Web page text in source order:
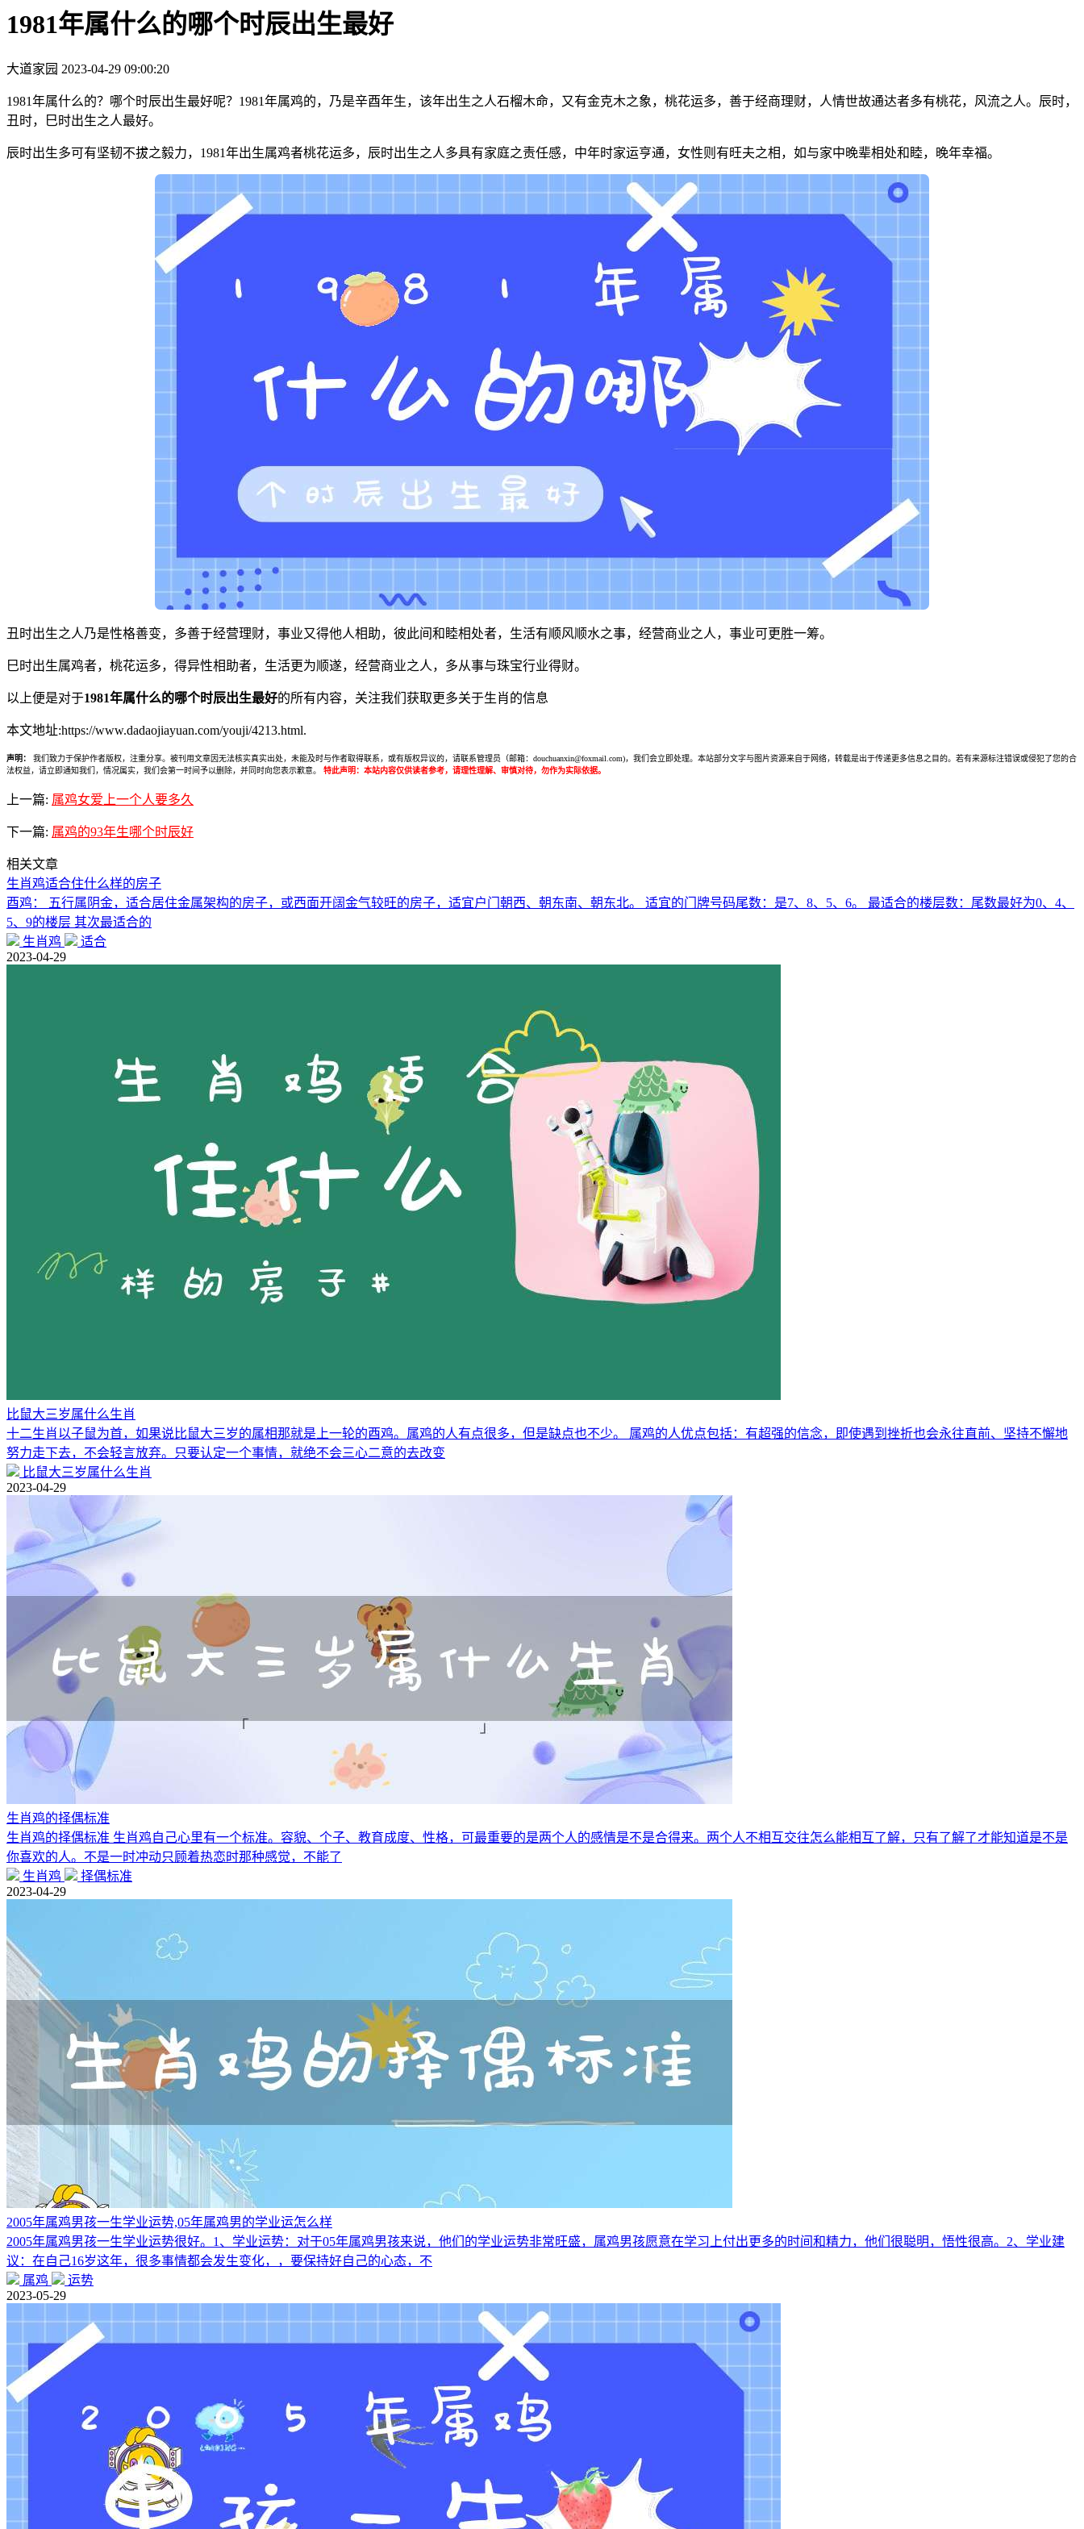
1981年属什么的哪个时辰出生最好
大道家园 2023-04-29 09:00:20
1981年属什么的？哪个时辰出生最好呢？1981年属鸡的，乃是辛酉年生，该年出生之人石榴木命，又有金克木之象，桃花运多，善于经商理财，人情世故通达者多有桃花，风流之人。辰时，
丑时，巳时出生之人最好。
辰时出生多可有坚韧不拔之毅力，1981年出生属鸡者桃花运多，辰时出生之人多具有家庭之责任感，中年时家运亨通，女性则有旺夫之相，如与家中晚辈相处和睦，晚年幸福。
丑时出生之人乃是性格善变，多善于经营理财，事业又得他人相助，彼此间和睦相处者，生活有顺风顺水之事，经营商业之人，事业可更胜一筹。
巳时出生属鸡者，桃花运多，得异性相助者，生活更为顺遂，经营商业之人，多从事与珠宝行业得财。
以上便是对于1981年属什么的哪个时辰出生最好的所有内容，关注我们获取更多关于生肖的信息
本文地址:https://www.dadaojiayuan.com/youji/4213.html.
声明：
我们致力于保护作者版权，注重分享。被刊用文章因无法核实真实出处，未能及时与作者取得联系，或有版权异议的，请联系管理员（邮箱：douchuanxin@foxmail.com)，我们会立即处理。本站部分文字与图片资源来自于网络，转载是出于传递更多信息之目的。若有来源标注错误或侵犯了您的合
法权益，请立即通知我们，情况属实，我们会第一时间予以删除，并同时向您表示歉意。
特此声明：本站内容仅供读者参考，请理性理解、审慎对待，勿作为实际依据。
上一篇: 属鸡女爱上一个人要多久
下一篇: 属鸡的93年生哪个时辰好
相关文章
生肖鸡适合住什么样的房子
酉鸡： 五行属阴金，适合居住金属架构的房子，或西面开阔金气较旺的房子，适宜户门朝西、朝东南、朝东北。 适宜的门牌号码尾数：是7、8、5、6。 最适合的楼层数：尾数最好为0、4、
5、9的楼层 其次最适合的
生肖鸡
适合
2023-04-29
比鼠大三岁属什么生肖
十二生肖以子鼠为首，如果说比鼠大三岁的属相那就是上一轮的酉鸡。属鸡的人有点很多，但是缺点也不少。 属鸡的人优点包括：有超强的信念，即使遇到挫折也会永往直前、坚持不懈地
努力走下去，不会轻言放弃。只要认定一个事情，就绝不会三心二意的去改变
比鼠大三岁属什么生肖
2023-04-29
生肖鸡的择偶标准
生肖鸡的择偶标准 生肖鸡自己心里有一个标准。容貌、个子、教育成度、性格，可最重要的是两个人的感情是不是合得来。两个人不相互交往怎么能相互了解，只有了解了才能知道是不是
你喜欢的人。不是一时冲动只顾着热恋时那种感觉，不能了
生肖鸡
择偶标准
2023-04-29
2005年属鸡男孩一生学业运势,05年属鸡男的学业运怎么样
2005年属鸡男孩一生学业运势很好。1、学业运势：对于05年属鸡男孩来说，他们的学业运势非常旺盛，属鸡男孩愿意在学习上付出更多的时间和精力，他们很聪明，悟性很高。2、学业建
议：在自己16岁这年，很多事情都会发生变化，，要保持好自己的心态，不
属鸡
运势
2023-05-29